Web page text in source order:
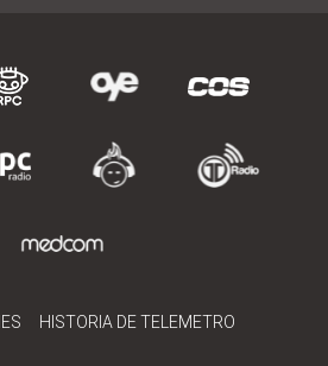
HISTORIA DE TELEMETRO